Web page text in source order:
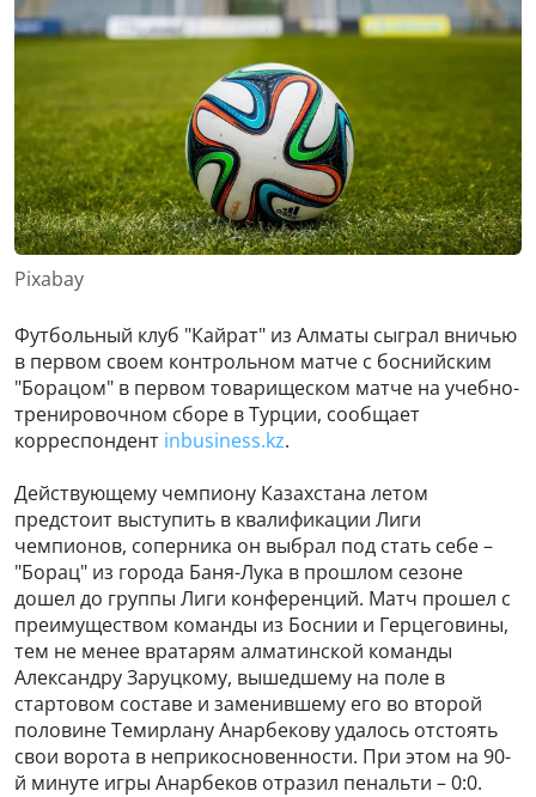
Pixabay
Футбольный клуб "Кайрат" из Алматы сыграл вничью
в первом своем контрольном матче с боснийским
"Борацом" в первом товарищеском матче на учебно-
тренировочном сборе в Турции, сообщает
корреспондент inbusiness.kz.
Действующему чемпиону Казахстана летом
предстоит выступить в квалификации Лиги
чемпионов, соперника он выбрал под стать себе –
"Борац" из города Баня-Лука в прошлом сезоне
дошел до группы Лиги конференций. Матч прошел с
преимуществом команды из Боснии и Герцеговины,
тем не менее вратарям алматинской команды
Александру Заруцкому, вышедшему на поле в
стартовом составе и заменившему его во второй
половине Темирлану Анарбекову удалось отстоять
свои ворота в неприкосновенности. При этом на 90-
й минуте игры Анарбеков отразил пенальти – 0:0.